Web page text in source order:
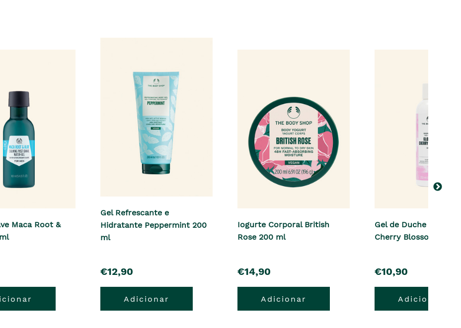
Maca Root &
Gel Refrescante e
Hidratante Peppermint 200
ml
pre�o
€12,90
Adicionar
Iogurte Corporal British
Rose 200 ml
pre�o
€14,90
Adicionar
Gel de Duche Glowing
Cherry Blossom 250
pre�o
€10,90
Adicionar